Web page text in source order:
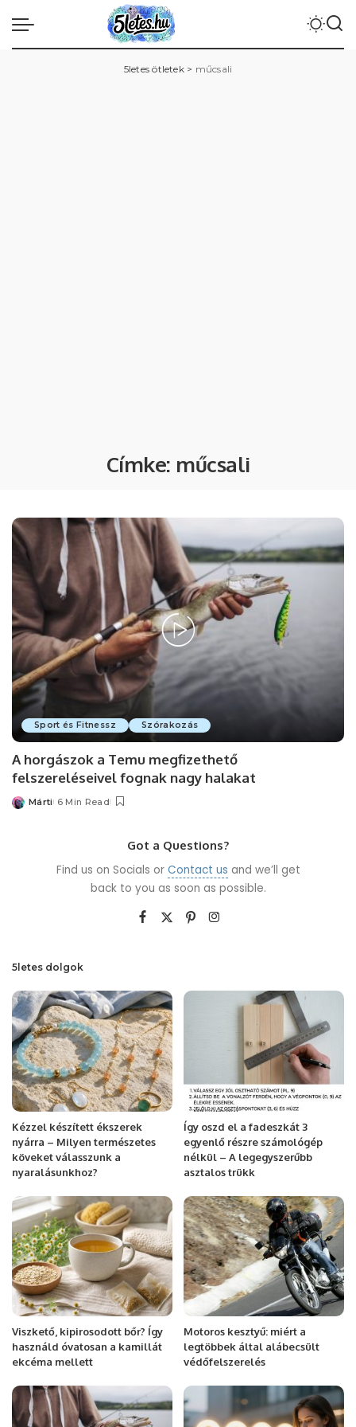
5letes ötletek> műcsali
Címke: műcsali
Sport és Fitnessz Szórakozás
A horgászok a Temu megfizethető
felszereléseivel fognak nagy halakat
Posted
Márti 6 Min Read
Got a Questions?
Find us on Socials or Contact us and we’ll get
back to you as soon as possible.
5letes dolgok
Kézzel készített ékszerek
nyárra – Milyen természetes
köveket válasszunk a
nyaralásunkhoz?
Így oszd el a fadeszkát 3
egyenlő részre számológép
nélkül – A legegyszerűbb
asztalos trükk
Viszkető, kipirosodott bőr? Így
használd óvatosan a kamillát
ekcéma mellett
Motoros kesztyű: miért a
legtöbbek által alábecsült
védőfelszerelés